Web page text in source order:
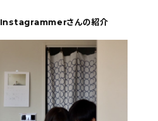
Instagrammerさんの紹介